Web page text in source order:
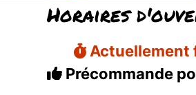
Horaires
Actuellement
Précommande